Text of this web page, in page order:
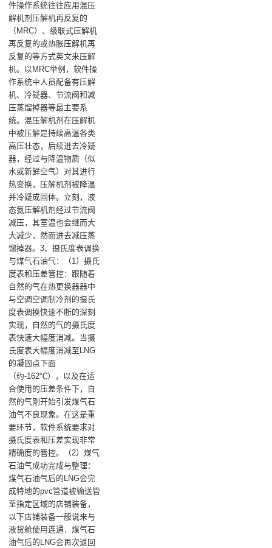
件操作系统往往应用混压
解机剂压解机再反复的
（MRC）、级联式压解机
再反复的或热胀压解机再
反复的等方式英文来压解
机。以MRC举例，软件操
作系统中人员配备有压解
机、冷疑器、节流阀和减
压蒸馏掉器等最主要系
统。混压解机剂在压解机
中被压解是持续高温各类
高压壮态，后续进去冷疑
器，经过与降温物质（似
水或新鲜空气）对其进行
热变换，压解机剂被降温
并冷疑成固体。立刻，液
态氨压解机剂经过节流阀
减压，其室温也会继而大
大减少，然而进去减压蒸
馏掉器。3、摄氏度表调换
与煤气石油气：（1）摄氏
度表和压差管控：跟随着
自然的气在热更换器器中
与空调空调制冷剂的摄氏
度表调换快速不断的深刻
实现，自然的气的摄氏度
表快速大幅度消减。当摄
氏度表大幅度消减至LNG
的凝固点下面
（约-162℃），以及在适
合使用的压差条件下，自
然的气刚开始引发煤气石
油气不良现象。在这是重
要环节，软件系统要求对
摄氏度表和压差实现非常
精确度的管控。（2）煤气
石油气成功完成与整理：
煤气石油气后的LNG会完
成特地的pvc管道被输送管
至指定区域的店铺装备，
以下店铺装备一般说来与
液货舱使用连通，煤气石
油气后的LNG会再次返回